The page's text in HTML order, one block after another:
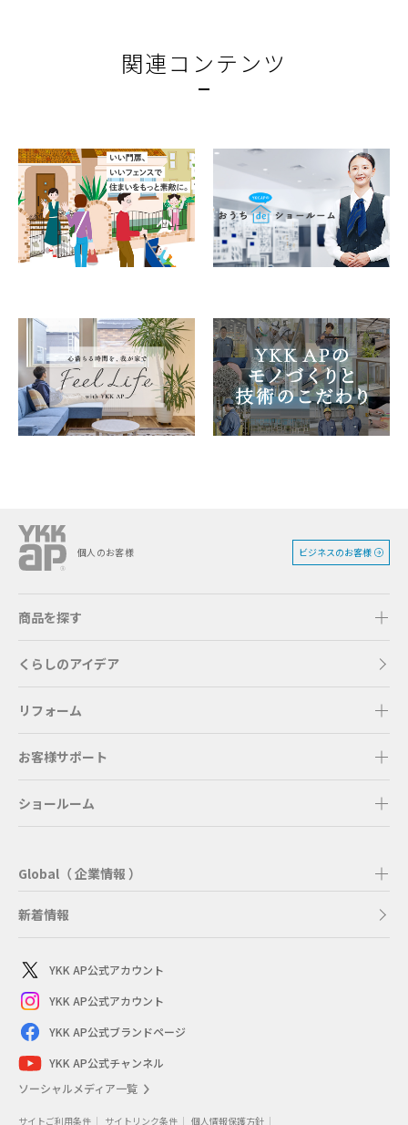
関連コンテンツ
個人のお客様 ビジネスのお客様
商品を探す
くらしのアイデア
リフォーム
お客様サポート
ショールーム
Global（ 企業情報 ）
新着情報
YKK AP公式アカウント
YKK AP公式アカウント
YKK AP公式ブランドページ
YKK AP公式チャンネル
ソーシャルメディア一覧
サイトご利用条件 サイトリンク条件 個人情報保護方針